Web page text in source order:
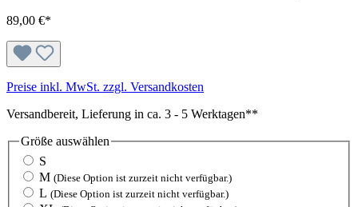
89,00 €*
Preise inkl. MwSt. zzgl. Versandkosten
Versandbereit, Lieferung in ca. 3 - 5 Werktagen**
Größe auswählen
S
M (Diese Option ist zurzeit nicht verfügbar.)
L (Diese Option ist zurzeit nicht verfügbar.)